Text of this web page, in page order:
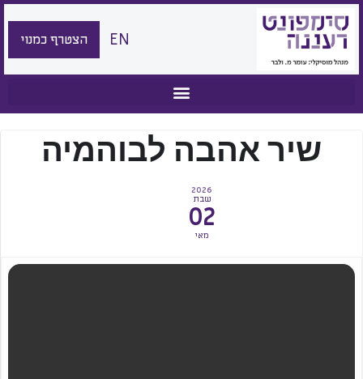
EN הצטרף כמנוי
שיר אהבה לבוהמיה
2026
שבת
02
מאי